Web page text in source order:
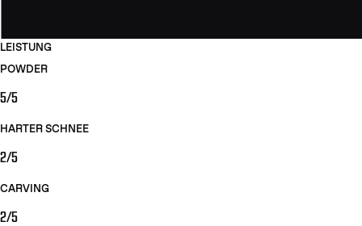
LEISTUNG
POWDER
5/5
HARTER SCHNEE
2/5
CARVING
2/5